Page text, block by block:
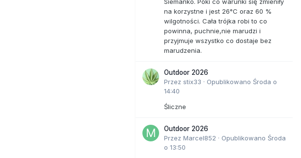
na korzystne i jest 26°C oraz 60 %
wilgotności. Cała trójka robi to co
powinna, puchnie,nie marudzi i
przyjmuje wszystko co dostaje bez
marudzenia.
Outdoor 2026
Przez stix33 · Opublikowano Środa o
14:40
Śliczne
Outdoor 2026
Przez Marcel852 · Opublikowano Środa
o 13:50